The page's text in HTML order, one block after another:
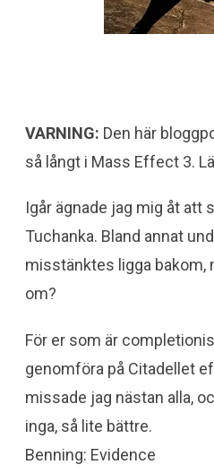
VARNING: Den här
så långt i Mass Effect 3.
Igår ägnade jag mig åt att
Tuchanka. Bland annat
misstänktes ligga bakom,
om?
För er som är
genomföra på Citadellet
missade jag nästan alla,
inga, så lite bättre.
Benning: Evidence